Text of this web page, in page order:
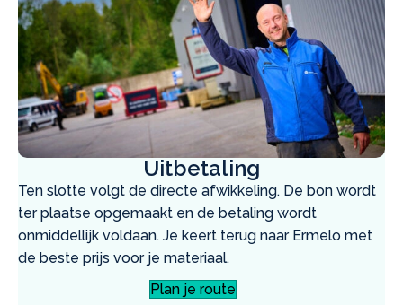
Uitbetaling
Ten slotte volgt de directe afwikkeling. De bon wordt
ter plaatse opgemaakt en de betaling wordt
onmiddellijk voldaan. Je keert terug naar Ermelo met
de beste prijs voor je materiaal.
Plan je route